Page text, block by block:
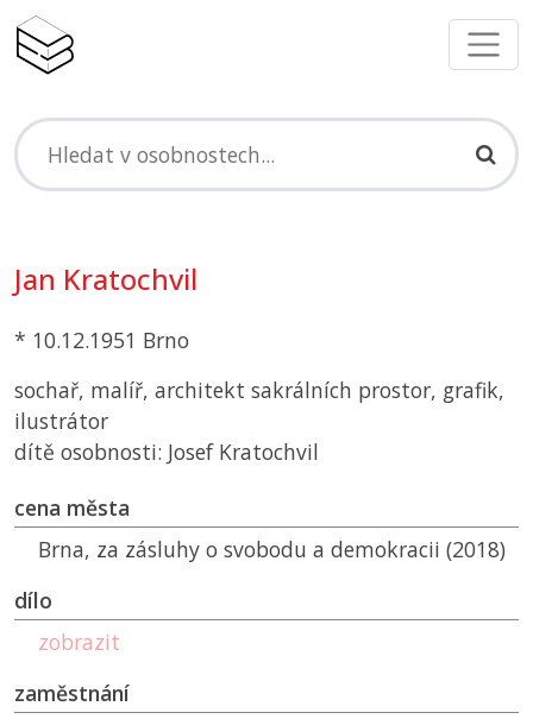
Jan Kratochvil
* 10.12.1951 Brno
sochař, malíř, architekt sakrálních prostor, grafik,
ilustrátor
dítě osobnosti: Josef Kratochvil
cena města
Brna, za zásluhy o svobodu a demokracii (2018)
dílo
zobrazit
zaměstnání